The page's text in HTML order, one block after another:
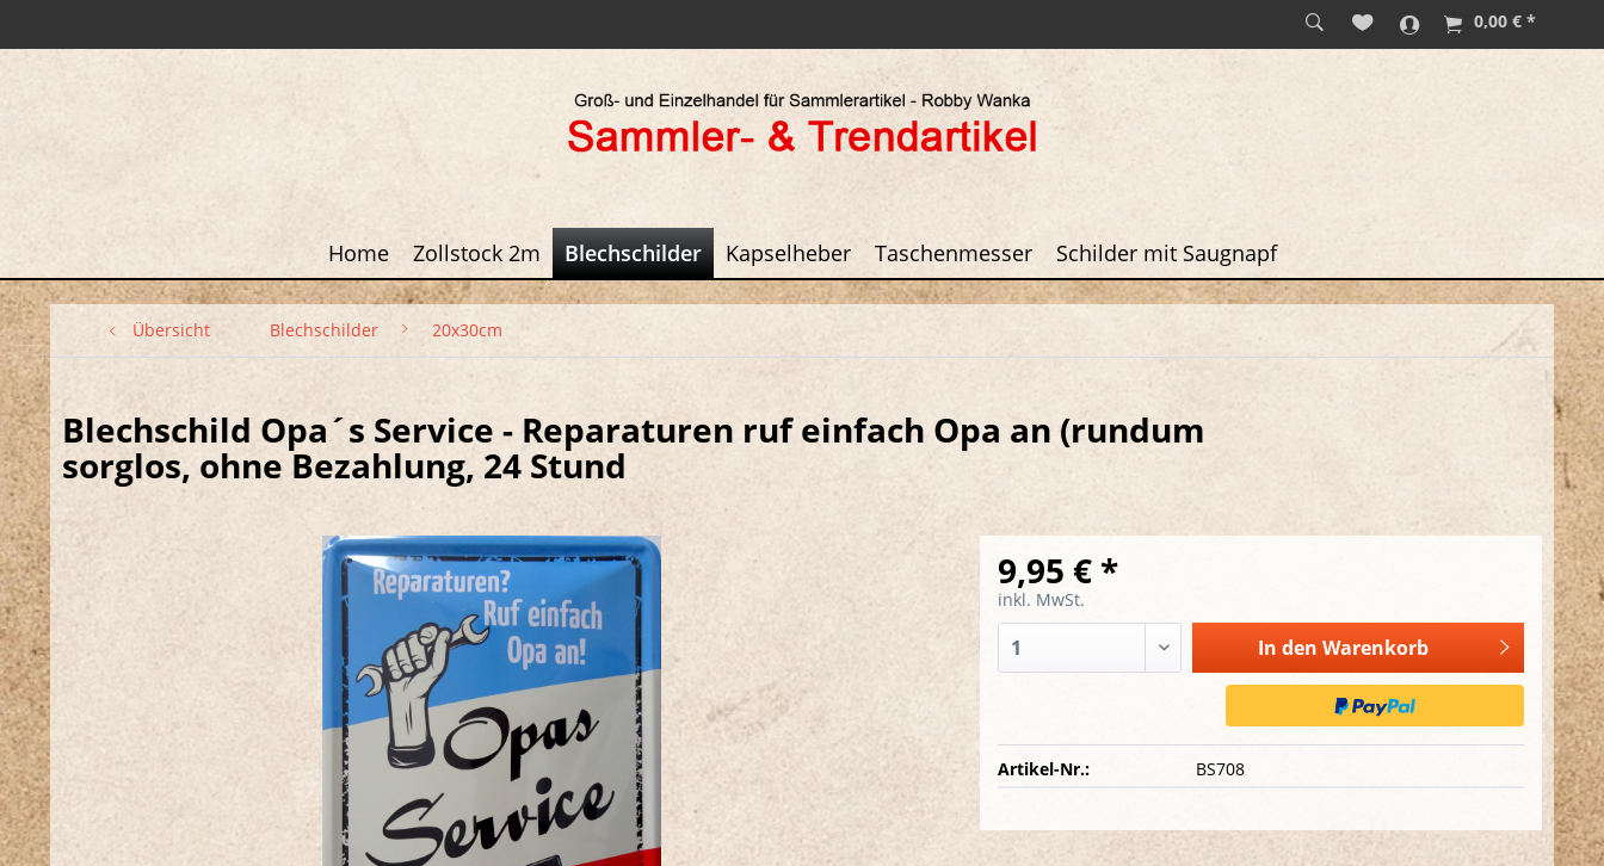
0,00 € *
Home Zollstock 2m Blechschilder Kapselheber Taschenmesser Schilder mit Saugnapf
Übersicht Blechschilder 20x30cm
Blechschild Opa´s Service - Reparaturen ruf einfach Opa an (rundum
sorglos, ohne Bezahlung, 24 Stund
9,95 € *
inkl. MwSt.
In den Warenkorb
Artikel-Nr.: BS708